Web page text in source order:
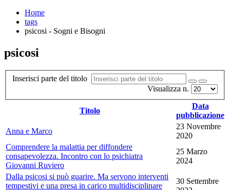
Home
tags
psicosi - Sogni e Bisogni
psicosi
Inserisci parte del titolo
Visualizza n.
Titolo
Data
pubblicazione
Anna e Marco
23 Novembre
2020
Comprendere la malattia per diffondere
consapevolezza. Incontro con lo psichiatra
Giovanni Ruviero
25 Marzo
2024
Dalla psicosi si può guarire. Ma servono interventi
tempestivi e una presa in carico multidisciplinare
30 Settembre